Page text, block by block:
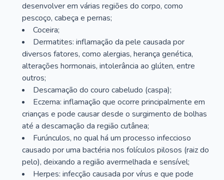
desenvolver em várias regiões do corpo, como
pescoço, cabeça e pernas;
Coceira;
Dermatites: inflamação da pele causada por
diversos fatores, como alergias, herança genética,
alterações hormonais, intolerância ao glúten, entre
outros;
Descamação do couro cabeludo (caspa);
Eczema: inflamação que ocorre principalmente em
crianças e pode causar desde o surgimento de bolhas
até a descamação da região cutânea;
Furúnculos, no qual há um processo infeccioso
causado por uma bactéria nos folículos pilosos (raiz do
pelo), deixando a região avermelhada e sensível;
Herpes: infecção causada por vírus e que pode